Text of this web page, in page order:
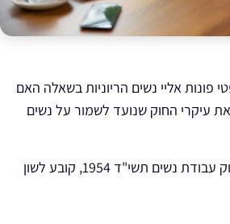
אליי נשים הריוניות בשאלה האם
עיקרי החוק שנועד לשמור על נשים
התשובה בסעיף 9 (א) לחוק עבודת נשים תשי"ד 1954, קובע לשון